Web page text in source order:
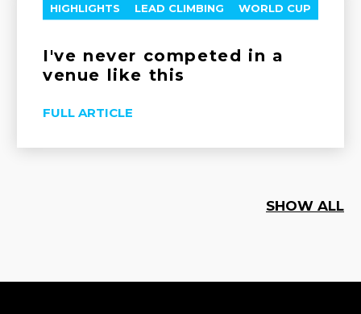
HIGHLIGHTS LEAD CLIMBING WORLD CUP
I've never competed in a
venue like this
FULL ARTICLE
SHOW ALL